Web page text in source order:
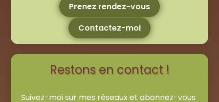
Prenez rendez-vous
Contactez-moi
Restons en contact !
Suivez-moi sur mes réseaux et abonnez-vous